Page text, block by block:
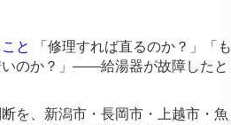
と
「修理すれば直るのか？」「
いのか？」——給湯器が故障したと
を、新潟市・長岡市・上越市・魚